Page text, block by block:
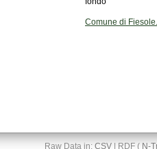
Comune di
Raw Data in: CSV| RDF ( N-